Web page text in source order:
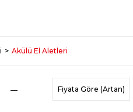
Akülü El Aletleri
Fiyata Göre (Artan)